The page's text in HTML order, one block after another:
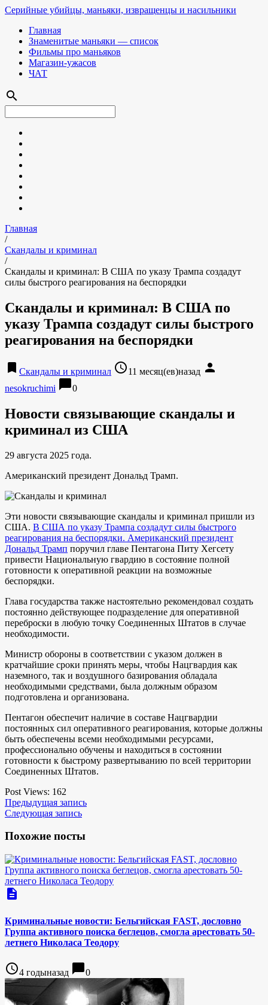
Серийные убийцы, маньяки, извращенцы и насильники
Главная
Знаменитые маньяки — список
Фильмы про маньяков
Магазин-ужасов
ЧАТ
search
Главная
/
Скандалы и криминал
/
Скандалы и криминал: В США по указу Трампа создадут
силы быстрого реагирования на беспорядки
Скандалы и криминал: В США по
указу Трампа создадут силы быстрого
реагирования на беспорядки
bookmark Скандалы и криминал access_time11 месяц(ев)назад person
nesokruchimi chat_bubble0
Новости связывающие скандалы и
криминал из США
29 августа 2025 года.
Американский президент Дональд Трамп.
Эти новости связывающие скандалы и криминал пришли из
США. В США по указу Трампа создадут силы быстрого
реагирования на беспорядки. Американский президент
Дональд Трамп поручил главе Пентагона Питу Хегсету
привести Национальную гвардию в состояние полной
готовности к оперативной реакции на возможные
беспорядки.
Глава государства также настоятельно рекомендовал создать
постоянно действующее подразделение для оперативной
переброски в любую точку Соединенных Штатов в случае
необходимости.
Министр обороны в соответствии с указом должен в
кратчайшие сроки принять меры, чтобы Нацгвардия как
наземного, так и воздушного базирования обладала
необходимыми средствами, была должным образом
подготовлена и организована.
Пентагон обеспечит наличие в составе Нацгвардии
постоянных сил оперативного реагирования, которые должны
быть обеспечены всеми необходимыми ресурсами,
профессионально обучены и находиться в состоянии
готовности к быстрому развертыванию по всей территории
Соединенных Штатов.
Post Views: 162
Предыдущая запись
Следующая запись
Похожие посты
description
Криминальные новости: Бельгийская FAST, дословно
Группа активного поиска беглецов, смогла арестовать 50-
летнего Николаса Теодору
access_time4 годыназад chat_bubble0